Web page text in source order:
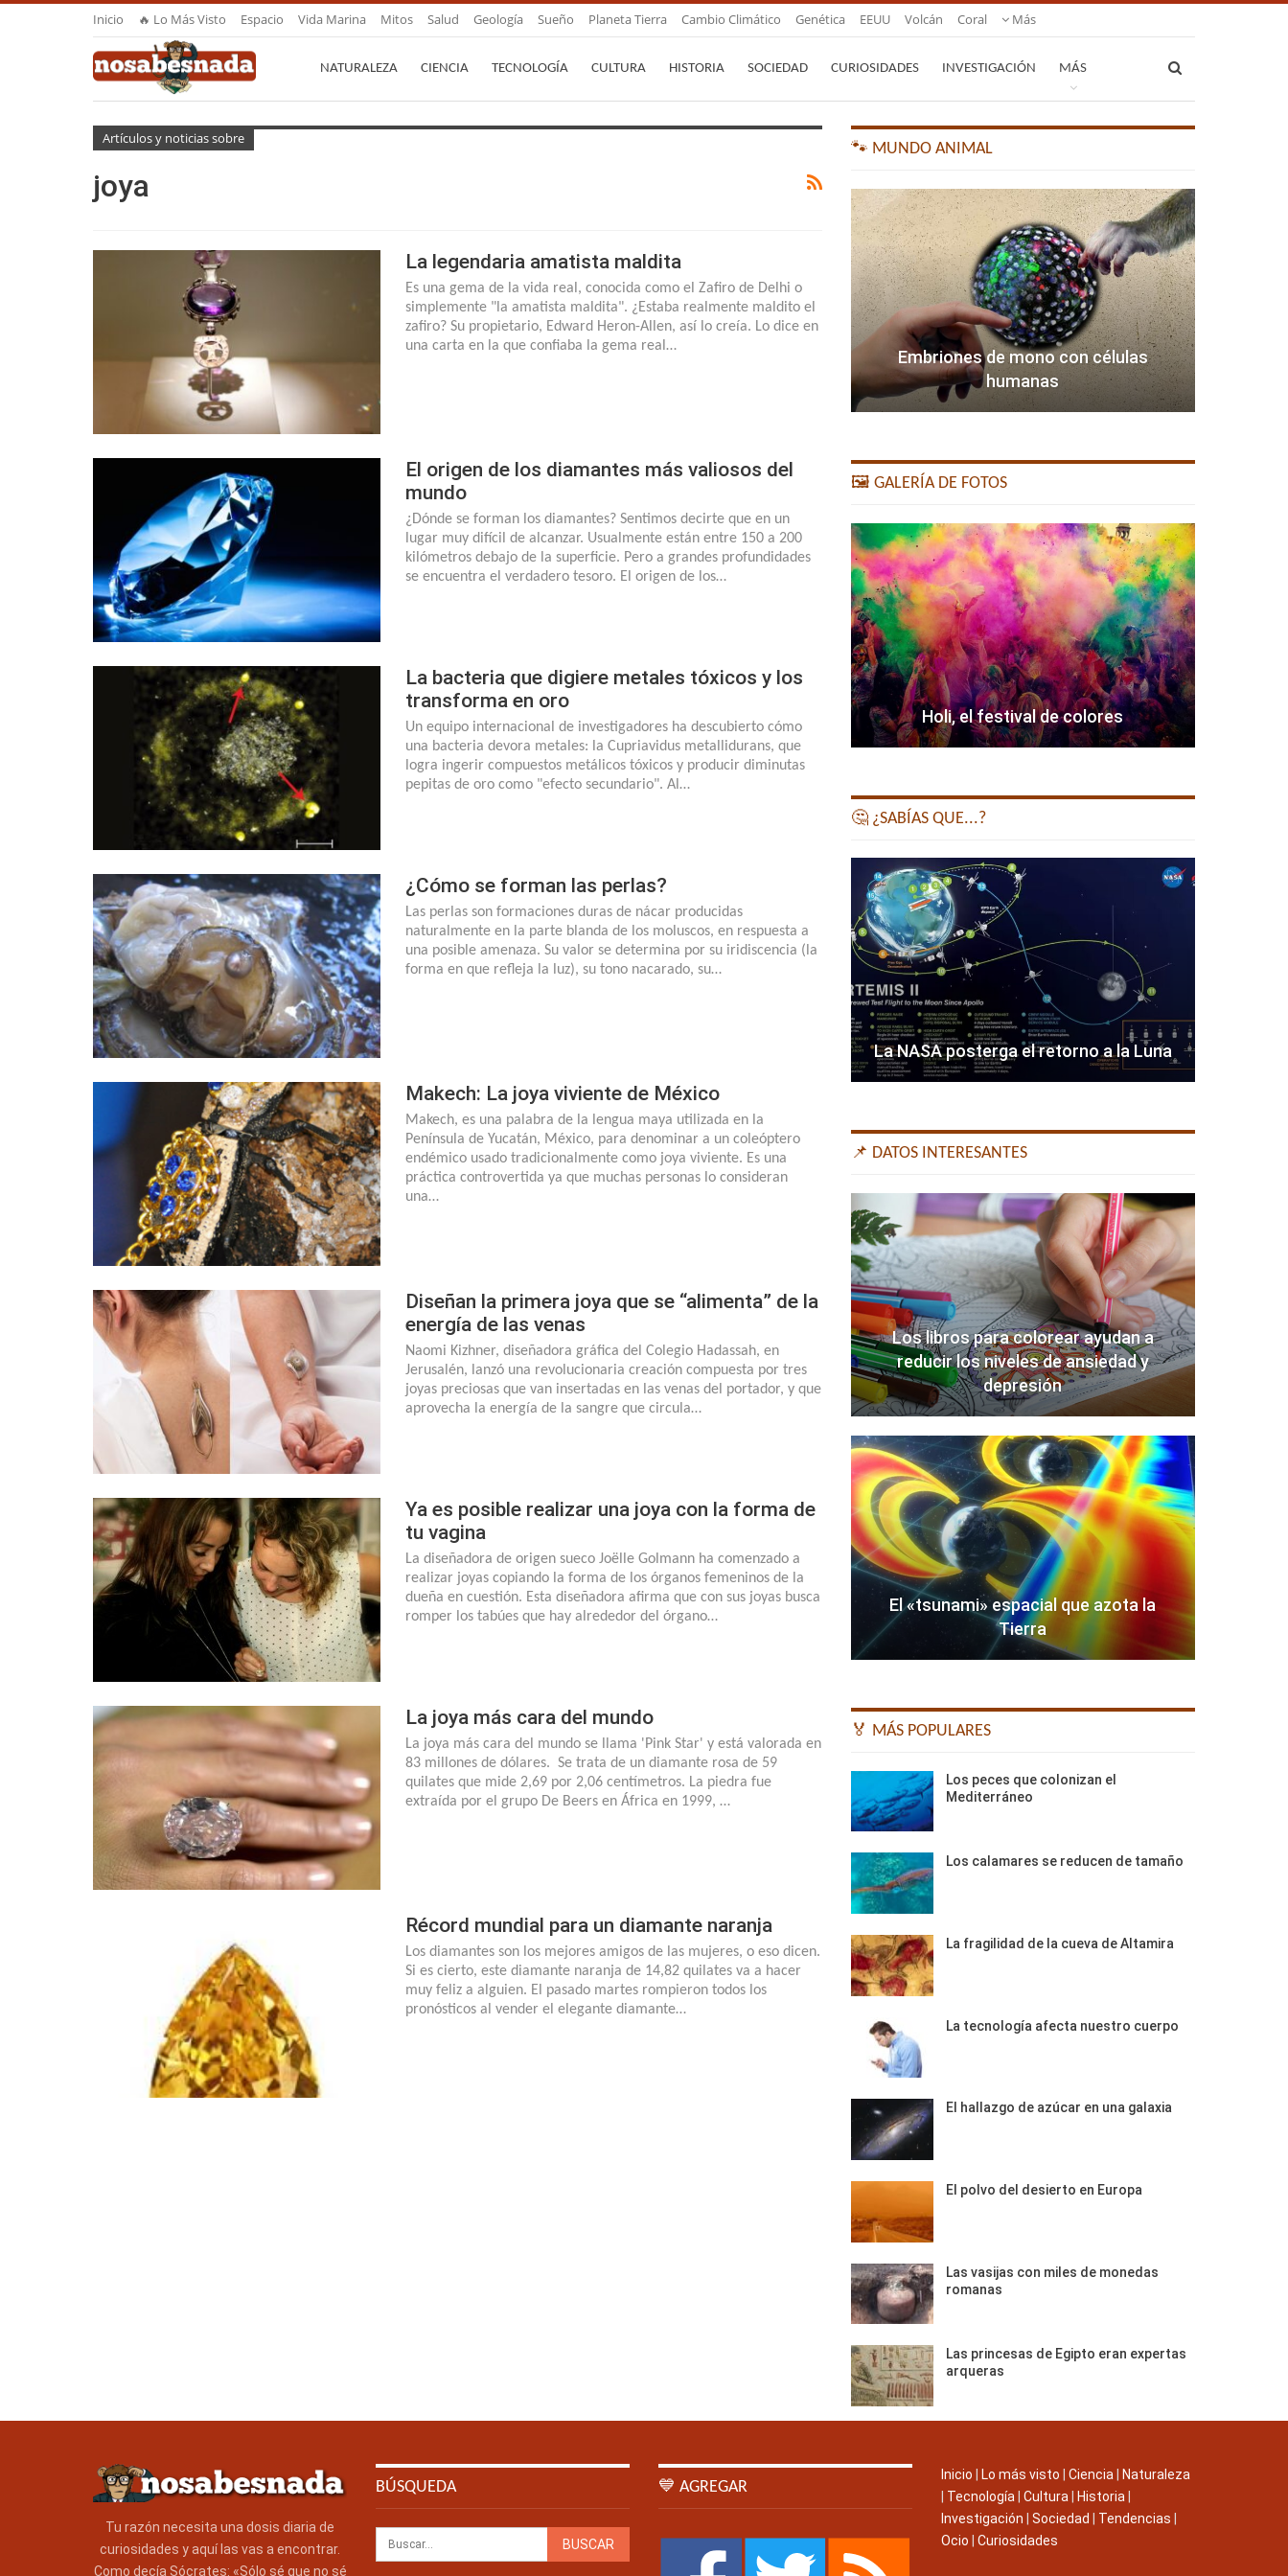
Inicio 🔥 Lo Más Visto Espacio Vida Marina Mitos Salud Geología Sueño Planeta Tierra Cambio Climático Genética EEUU Volcán Coral Más
NATURALEZA CIENCIA TECNOLOGÍA CULTURA HISTORIA SOCIEDAD CURIOSIDADES INVESTIGACIÓN MÁS
Artículos y noticias sobre
joya
La legendaria amatista maldita
Es una gema de la vida real, conocida como el Zafiro de Delhi o
simplemente "la amatista maldita". ¿Estaba realmente maldito el
zafiro? Su propietario, Edward Heron-Allen, así lo creía. Lo dice en
una carta en la que confiaba la gema real…
El origen de los diamantes más valiosos del
mundo
¿Dónde se forman los diamantes? Sentimos decirte que en un
lugar muy difícil de alcanzar. Usualmente están entre 150 a 200
kilómetros debajo de la superficie. Pero a grandes profundidades
se encuentra el verdadero tesoro. El origen de los…
La bacteria que digiere metales tóxicos y los
transforma en oro
Un equipo internacional de investigadores ha descubierto cómo
una bacteria devora metales: la Cupriavidus metallidurans, que
logra ingerir compuestos metálicos tóxicos y producir diminutas
pepitas de oro como "efecto secundario". Al…
¿Cómo se forman las perlas?
Las perlas son formaciones duras de nácar producidas
naturalmente en la parte blanda de los moluscos, en respuesta a
una posible amenaza. Su valor se determina por su iridiscencia (la
forma en que refleja la luz), su tono nacarado, su…
Makech: La joya viviente de México
Makech, es una palabra de la lengua maya utilizada en la
Península de Yucatán, México, para denominar a un coleóptero
endémico usado tradicionalmente como joya viviente. Es una
práctica controvertida ya que muchas personas lo consideran
una…
Diseñan la primera joya que se “alimenta” de la
energía de las venas
Naomi Kizhner, diseñadora gráfica del Colegio Hadassah, en
Jerusalén, lanzó una revolucionaria creación compuesta por tres
joyas preciosas que van insertadas en las venas del portador, y que
aprovecha la energía de la sangre que circula…
Ya es posible realizar una joya con la forma de
tu vagina
La diseñadora de origen sueco Joëlle Golmann ha comenzado a
realizar joyas copiando la forma de los órganos femeninos de la
dueña en cuestión. Esta diseñadora afirma que con sus joyas busca
romper los tabúes que hay alrededor del órgano…
La joya más cara del mundo
La joya más cara del mundo se llama 'Pink Star' y está valorada en
83 millones de dólares. Se trata de un diamante rosa de 59
quilates que mide 2,69 por 2,06 centímetros. La piedra fue
extraída por el grupo De Beers en África en 1999, …
Récord mundial para un diamante naranja
Los diamantes son los mejores amigos de las mujeres, o eso dicen.
Si es cierto, este diamante naranja de 14,82 quilates va a hacer
muy feliz a alguien. El pasado martes rompieron todos los
pronósticos al vender el elegante diamante…
🐾 MUNDO ANIMAL
Embriones de mono con células
humanas
🖼️ GALERÍA DE FOTOS
Holi, el festival de colores
🤔 ¿SABÍAS QUE...?
La NASA posterga el retorno a la Luna
📌 DATOS INTERESANTES
Los libros para colorear ayudan a
reducir los niveles de ansiedad y
depresión
El «tsunami» espacial que azota la
Tierra
🏅 MÁS POPULARES
Los peces que colonizan el
Mediterráneo
Los calamares se reducen de tamaño
La fragilidad de la cueva de Altamira
La tecnología afecta nuestro cuerpo
El hallazgo de azúcar en una galaxia
El polvo del desierto en Europa
Las vasijas con miles de monedas
romanas
Las princesas de Egipto eran expertas
arqueras
Tu razón necesita una dosis diaria de
curiosidades y aquí las vas a encontrar.
Como decía Sócrates: «Sólo sé que no sé
BÚSQUEDA 💙 AGREGAR
Inicio Lo más visto Ciencia
Naturaleza
Tecnología Cultura Historia
Investigación
Sociedad Tendencias
Ocio
Curiosidades